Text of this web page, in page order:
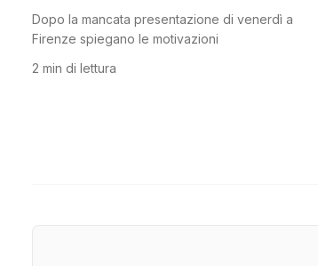
Dopo la mancata presentazione di venerdì a
Firenze spiegano le motivazioni
2 min di lettura